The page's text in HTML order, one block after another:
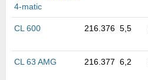
4-matic
CL 600 216.376 5,5
CL 63 AMG 216.377 6,2